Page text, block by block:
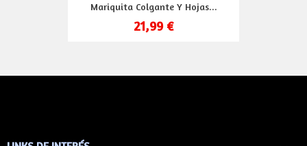
Mariquita Colgante Y Hojas...
21,99 €